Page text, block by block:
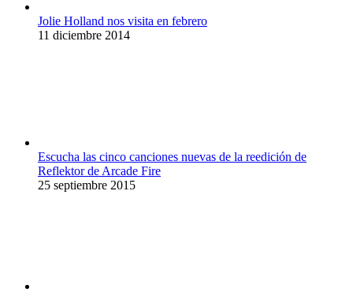
Jolie Holland nos visita en febrero
11 diciembre 2014
Escucha las cinco canciones nuevas de la reedición de
Reflektor de Arcade Fire
25 septiembre 2015